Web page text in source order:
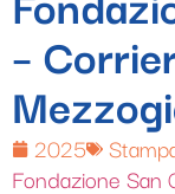
–
2025
Fondazione San